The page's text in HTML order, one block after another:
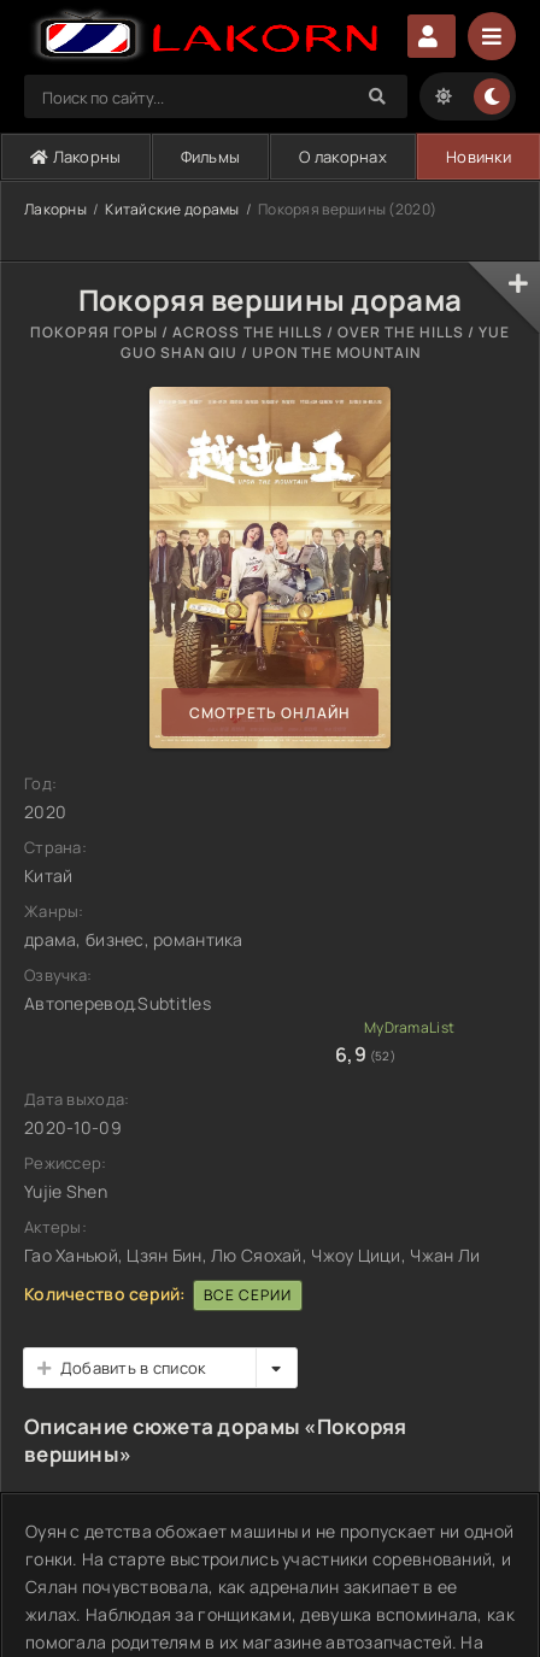
Лакорны Фильмы О лакорнах Новинки
Лакорны Китайские дорамы Покоряя вершины (2020)
Покоряя вершины дорама
ПОКОРЯЯ ГОРЫ / ACROSS THE HILLS / OVER THE HILLS / YUE
GUO SHAN QIU / UPON THE MOUNTAIN
СМОТРЕТЬ ОНЛАЙН
Год:
2020
Страна:
Китай
Жанры:
драма, бизнес, романтика
Озвучка:
Автоперевод.Subtitles
6,9 (52)
Дата выхода:
2020-10-09
Режиссер:
Yujie Shen
Актеры:
Гао Ханьюй, Цзян Бин, Лю Сяохай, Чжоу Цици, Чжан Ли
Количество серий:
ВСЕ СЕРИИ
Добавить в список
Описание сюжета дорамы «Покоряя
вершины»
Оуян с детства обожает машины и не пропускает ни одной
гонки. На старте выстроились участники соревнований, и
Сялан почувствовала, как адреналин закипает в ее
жилах. Наблюдая за гонщиками, девушка вспоминала, как
помогала родителям в их магазине автозапчастей. На